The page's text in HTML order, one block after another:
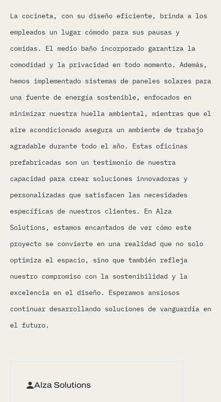
La cocineta, con su diseño eficiente, brinda a los
empleados un lugar cómodo para sus pausas y
comidas. El medio baño incorporado garantiza la
comodidad y la privacidad en todo momento. Además,
hemos implementado sistemas de paneles solares para
una fuente de energía sostenible, enfocados en
minimizar nuestra huella ambiental, mientras que el
aire acondicionado asegura un ambiente de trabajo
agradable durante todo el año. Estas oficinas
prefabricadas son un testimonio de nuestra
capacidad para crear soluciones innovadoras y
personalizadas que satisfacen las necesidades
específicas de nuestros clientes. En Alza
Solutions, estamos encantados de ver cómo este
proyecto se convierte en una realidad que no solo
optimiza el espacio, sino que también refleja
nuestro compromiso con la sostenibilidad y la
excelencia en el diseño. Esperamos ansiosos
continuar desarrollando soluciones de vanguardia en
el futuro.
Alza Solutions